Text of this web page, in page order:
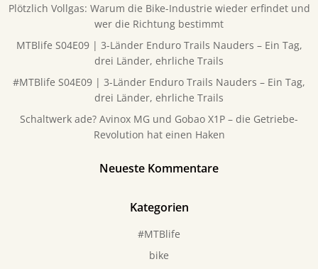
Plötzlich Vollgas: Warum die Bike-Industrie wieder erfindet und
wer die Richtung bestimmt
MTBlife S04E09 | 3-Länder Enduro Trails Nauders – Ein Tag,
drei Länder, ehrliche Trails
#MTBlife S04E09 | 3-Länder Enduro Trails Nauders – Ein Tag,
drei Länder, ehrliche Trails
Schaltwerk ade? Avinox MG und Gobao X1P – die Getriebe-
Revolution hat einen Haken
Neueste Kommentare
Kategorien
#MTBlife
bike